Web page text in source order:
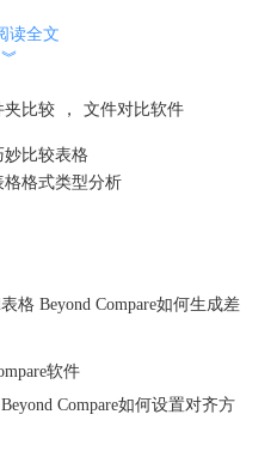
可查看常见压缩文件类型完整列
读全文
︾
夹比较 ， 文件对比软件
妙比较表格
格格式类型分析
格 Beyond Compare如何生成差
软件
Compare如何设置对齐方